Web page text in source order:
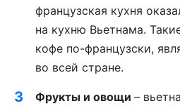
французская кухня
на кухню Вьетнама.
кофе по-французски,
во всей стране.
Фрукты и овощи –